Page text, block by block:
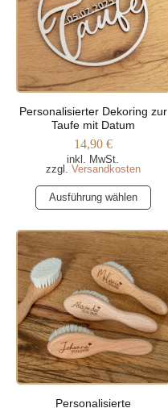
Die
Optionen
können
der
Produktseite
gewählt
werden
Personalisierter Dekoring zur
Taufe mit Datum
14,90 €
inkl. MwSt.
zzgl. Versandkosten
Ausführung wählen
Dieses
Produkt
weist
mehrere
Varianten
auf.
Die
Optionen
können
auf
der
Produktseite
Personalisierte